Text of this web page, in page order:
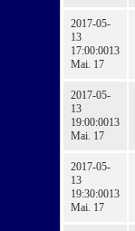
2017-05-
13
17:00:0013
Mai. 17
2017-05-
13
19:00:0013
Mai. 17
2017-05-
13
19:30:0013
Mai. 17